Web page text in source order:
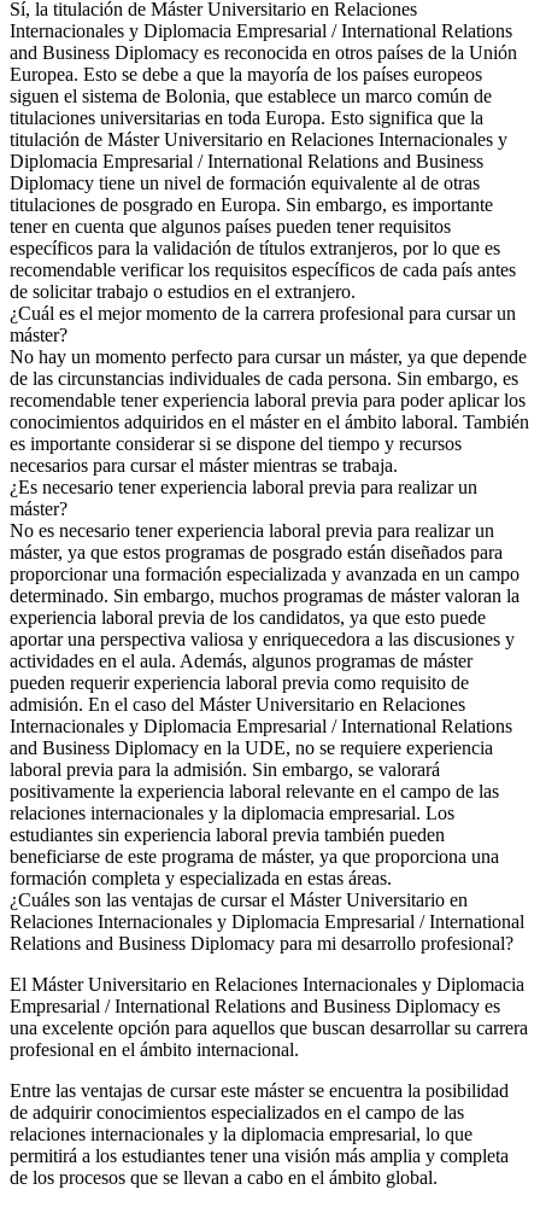
Sí, la titulación de Máster Universitario en Relaciones
Internacionales y Diplomacia Empresarial / International Relations
and Business Diplomacy es reconocida en otros países de la Unión
Europea. Esto se debe a que la mayoría de los países europeos
siguen el sistema de Bolonia, que establece un marco común de
titulaciones universitarias en toda Europa. Esto significa que la
titulación de Máster Universitario en Relaciones Internacionales y
Diplomacia Empresarial / International Relations and Business
Diplomacy tiene un nivel de formación equivalente al de otras
titulaciones de posgrado en Europa. Sin embargo, es importante
tener en cuenta que algunos países pueden tener requisitos
específicos para la validación de títulos extranjeros, por lo que es
recomendable verificar los requisitos específicos de cada país antes
de solicitar trabajo o estudios en el extranjero.
¿Cuál es el mejor momento de la carrera profesional para cursar un
máster?
No hay un momento perfecto para cursar un máster, ya que depende
de las circunstancias individuales de cada persona. Sin embargo, es
recomendable tener experiencia laboral previa para poder aplicar los
conocimientos adquiridos en el máster en el ámbito laboral. También
es importante considerar si se dispone del tiempo y recursos
necesarios para cursar el máster mientras se trabaja.
¿Es necesario tener experiencia laboral previa para realizar un
máster?
No es necesario tener experiencia laboral previa para realizar un
máster, ya que estos programas de posgrado están diseñados para
proporcionar una formación especializada y avanzada en un campo
determinado. Sin embargo, muchos programas de máster valoran la
experiencia laboral previa de los candidatos, ya que esto puede
aportar una perspectiva valiosa y enriquecedora a las discusiones y
actividades en el aula. Además, algunos programas de máster
pueden requerir experiencia laboral previa como requisito de
admisión. En el caso del Máster Universitario en Relaciones
Internacionales y Diplomacia Empresarial / International Relations
and Business Diplomacy en la UDE, no se requiere experiencia
laboral previa para la admisión. Sin embargo, se valorará
positivamente la experiencia laboral relevante en el campo de las
relaciones internacionales y la diplomacia empresarial. Los
estudiantes sin experiencia laboral previa también pueden
beneficiarse de este programa de máster, ya que proporciona una
formación completa y especializada en estas áreas.
¿Cuáles son las ventajas de cursar el Máster Universitario en
Relaciones Internacionales y Diplomacia Empresarial / International
Relations and Business Diplomacy para mi desarrollo profesional?
El Máster Universitario en Relaciones Internacionales y Diplomacia
Empresarial / International Relations and Business Diplomacy es
una excelente opción para aquellos que buscan desarrollar su carrera
profesional en el ámbito internacional.
Entre las ventajas de cursar este máster se encuentra la posibilidad
de adquirir conocimientos especializados en el campo de las
relaciones internacionales y la diplomacia empresarial, lo que
permitirá a los estudiantes tener una visión más amplia y completa
de los procesos que se llevan a cabo en el ámbito global.